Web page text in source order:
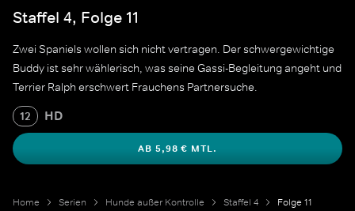
Staffel 4, Folge 11
Zwei Spaniels wollen sich nicht vertragen. Der schwergewichtige
Buddy ist sehr wählerisch, was seine Gassi-Begleitung angeht und
Terrier Ralph erschwert Frauchens Partnersuche.
12 HD
AB 5,98 € MTL.
Home Serien Hunde außer Kontrolle Staffel 4 Folge 11